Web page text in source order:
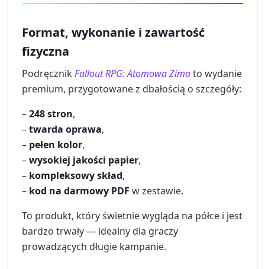
Format, wykonanie i zawartość
fizyczna
PodręcznikFallout RPG: Atomowa Zimato wydanie
premium, przygotowane z dbałością o szczegóły:
–248 stron,
–twarda oprawa,
– pełen kolor,
–wysokiej jakości papier,
– kompleksowy skład,
– kod na darmowy PDF w zestawie.
To produkt, który świetnie wygląda na półce i jest
bardzo trwały — idealny dla graczy
prowadzących długie kampanie.